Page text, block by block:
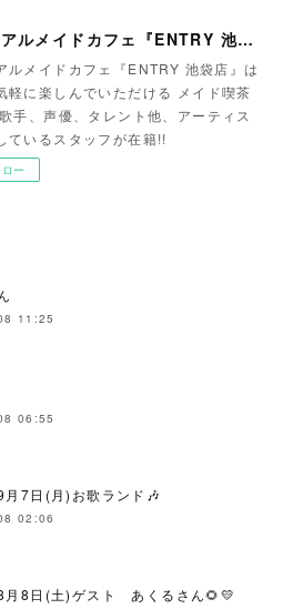
カジュアルメイドカフェ『ENTRY 池袋店』
ルメイドカフェ『ENTRY 池袋店』は
軽に楽しんでいただける メイド喫茶
手、声優、タレント他、アーティス
ているスタッフが在籍!!
ー
11:25
06:55
月7日(月)お歌ランド🎶
02:06
8月8日(土)ゲスト あくるさん🌻💛